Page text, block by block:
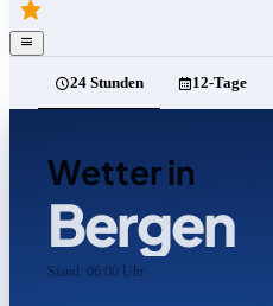
24 Stunden 12-Tage
Wetter in
Bergen
Stand: 06:00 Uhr